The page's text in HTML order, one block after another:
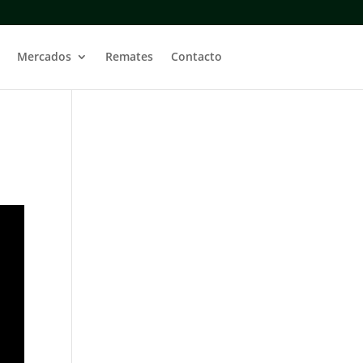
Mercados Remates Contacto